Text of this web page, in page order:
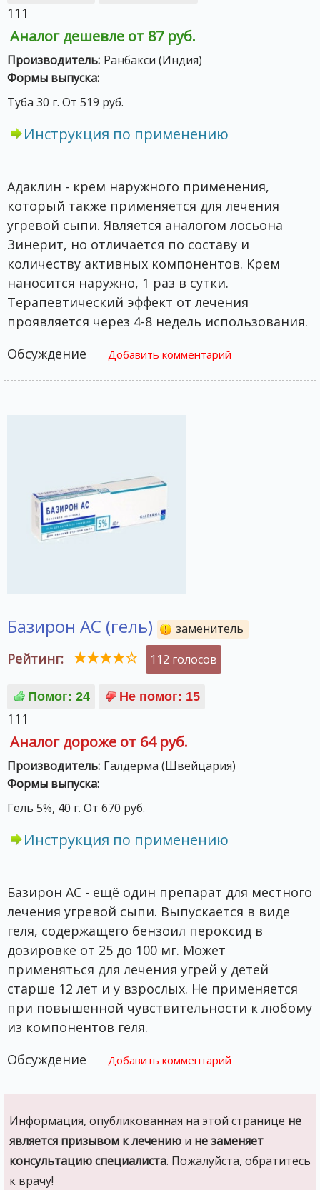
111
Аналог дешевле от 87 руб.
Производитель: Ранбакси (Индия)
Формы выпуска:
Туба 30 г. От 519 руб.
Инструкция по применению
Адаклин - крем наружного применения,
который также применяется для лечения
угревой сыпи. Является аналогом лосьона
Зинерит, но отличается по составу и
количеству активных компонентов. Крем
наносится наружно, 1 раз в сутки.
Терапевтический эффект от лечения
проявляется через 4-8 недель использования.
Обсуждение
Добавить комментарий
Базирон АС (гель) заменитель
Рейтинг: 112 голосов
111
Аналог дороже от 64 руб.
Производитель: Галдерма (Швейцария)
Формы выпуска:
Гель 5%, 40 г. От 670 руб.
Инструкция по применению
Базирон АС - ещё один препарат для местного
лечения угревой сыпи. Выпускается в виде
геля, содержащего бензоил пероксид в
дозировке от 25 до 100 мг. Может
применяться для лечения угрей у детей
старше 12 лет и у взрослых. Не применяется
при повышенной чувствительности к любому
из компонентов геля.
Обсуждение
Добавить комментарий
Информация, опубликованная на этой странице не
является призывом к лечению и не заменяет
консультацию специалиста. Пожалуйста, обратитесь
к врачу!